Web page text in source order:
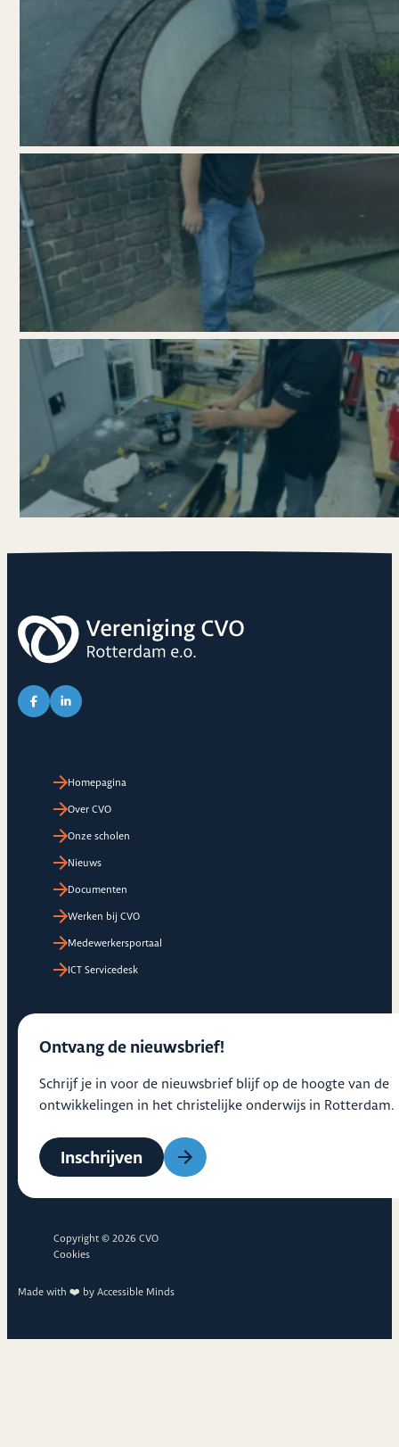
Link naar Facebook pagina van CVO
Link naar LinkedIn pagina van CVO
Homepagina
Over CVO
Onze scholen
Nieuws
Documenten
Werken bij CVO
Medewerkersportaal
ICT Servicedesk
Ontvang de nieuwsbrief!
Schrijf je in voor de nieuwsbrief blijf op de hoogte van de
ontwikkelingen in het christelijke onderwijs in Rotterdam.
Inschrijven
Copyright © 2026 CVO
Cookies
Made with ❤️ by Accessible Minds